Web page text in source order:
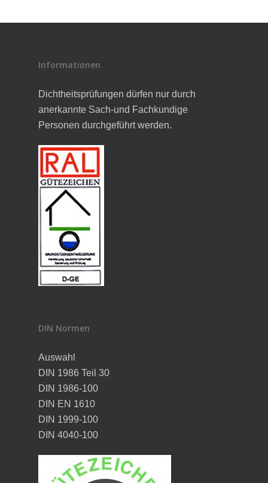
Informationen
Dichtheitsprüfungen dürfen nur durch
anerkannte Sach-und Fachkundige
Personen durchgeführt werden.
DIN Normen
Auswahl
DIN 1986 Teil 30
DIN 1986-100
DIN EN 1610
DIN 1999-100
DIN 4040-100